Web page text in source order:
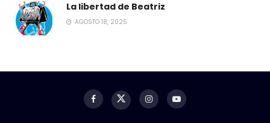
La libertad de Beatriz
AGOSTO 18, 2025